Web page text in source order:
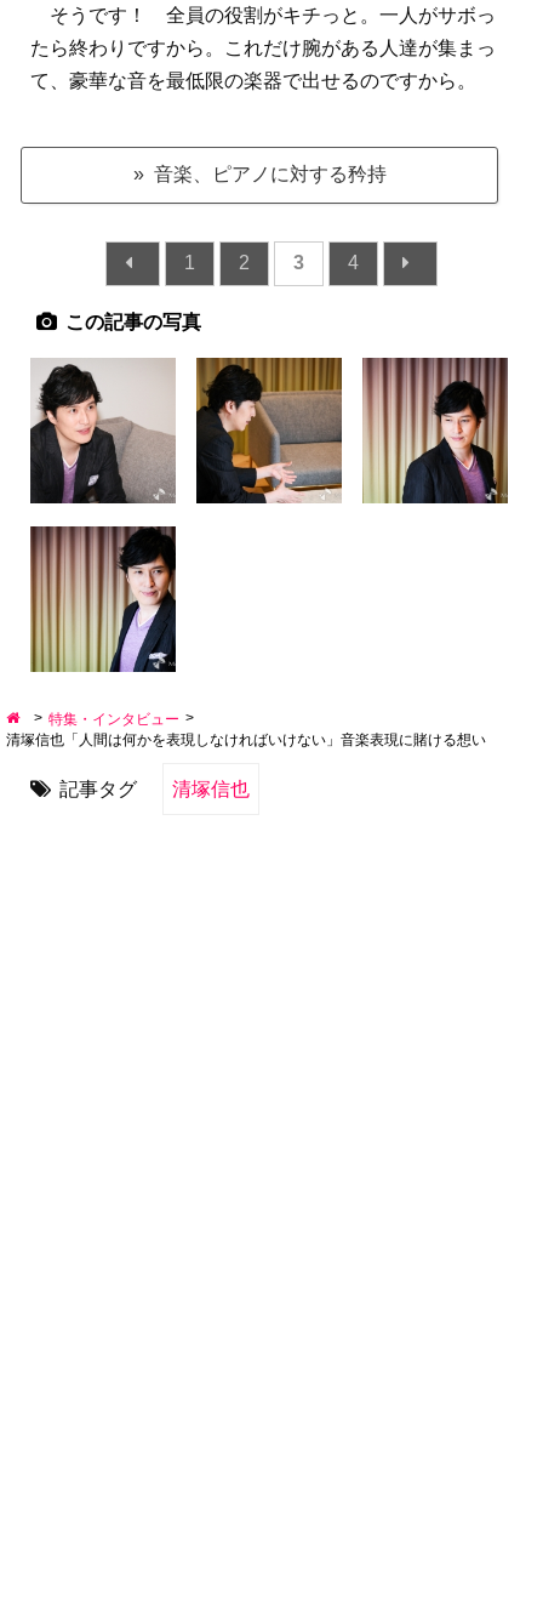
そうです！ 全員の役割がキチっと。一人がサボっ
たら終わりですから。これだけ腕がある人達が集まっ
て、豪華な音を最低限の楽器で出せるのですから。
» 音楽、ピアノに対する矜持
1 2 3 4
この記事の写真
> 特集・インタビュー >
清塚信也「人間は何かを表現しなければいけない」音楽表現に賭ける想い
記事タグ 清塚信也